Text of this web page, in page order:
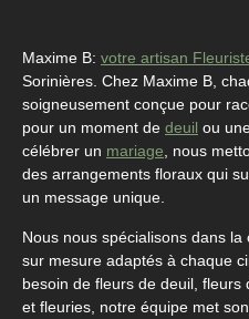
Maxime B: votre artisan
Sorinières. Chez Maxime B,
soigneusement conçue pour
pour un moment de deuil ou
célébrer un mariage, nous
des arrangements floraux qui
un message unique.
Nous nous spécialisons dans
sur mesure adaptés à chaque
besoin de fleurs de deuil,
et fleuries, notre équipe met